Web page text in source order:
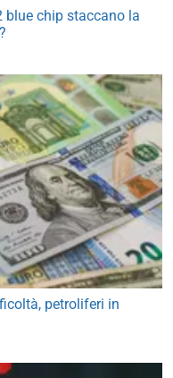
blue chip staccano la
petroliferi in